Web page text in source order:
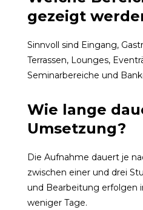
gezeigt
Sinnvoll sind Eingang,
Terrassen, Lounges,
Seminarbereiche und
Wie lange
Umsetzung?
Die Aufnahme dauert je
zwischen einer und drei
und Bearbeitung erfolgen
weniger Tage.